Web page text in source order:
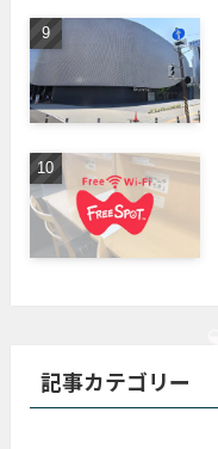
記事カテゴリー